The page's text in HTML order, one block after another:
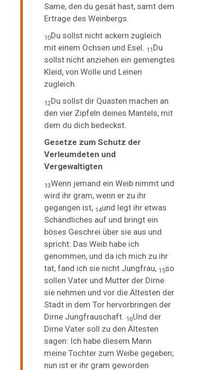
Same, den du gesät hast, samt dem
Ertrage des Weinbergs.
10Du sollst nicht ackern zugleich
mit einem Ochsen und Esel. 11 Du
sollst nicht anziehen ein gemengtes
Kleid, von Wolle und Leinen
zugleich.
12Du sollst dir Quasten machen an
den vier Zipfeln deines Mantels, mit
dem du dich bedeckst.
Gesetze zum Schutz der
Verleumdeten und
Vergewaltigten
13Wenn jemand ein Weib nimmt und
wird ihr gram, wenn er zu ihr
gegangen ist, 14und legt ihr etwas
Schändliches auf und bringt ein
böses Geschrei über sie aus und
spricht: Das Weib habe ich
genommen, und da ich mich zu ihr
tat, fand ich sie nicht Jungfrau, 15so
sollen Vater und Mutter der Dirne
sie nehmen und vor die Ältesten der
Stadt in dem Tor hervorbringen der
Dirne Jungfrauschaft. 16Und der
Dirne Vater soll zu den Ältesten
sagen: Ich habe diesem Mann
meine Tochter zum Weibe gegeben;
nun ist er ihr gram geworden